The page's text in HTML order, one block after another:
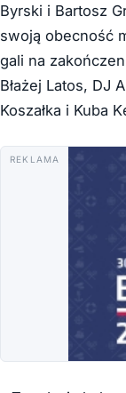
Byrski i Bartosz
swoją obecność
gali na
Błażej Latos, DJ
Koszałka i Kuba
REKLAMA